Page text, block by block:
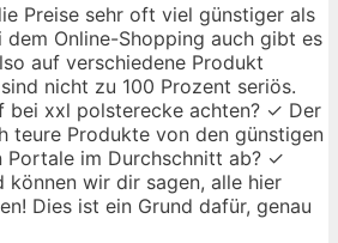
Preise sehr oft viel günstiger als
Online-Shopping auch gibt es
auf verschiedene Produkt
nicht zu 100 Prozent seriös.
bei xxl polsterecke achten? ✓ Der
teure Produkte von den günstigen
Portale im Durchschnitt ab? ✓
wir dir sagen, alle hier
Dies ist ein Grund dafür, genau